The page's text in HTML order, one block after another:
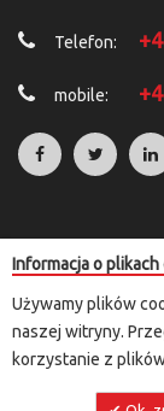
Telefon:
mobile:
Rozliczenia
są za
Informacja o plikach
Używamy plików
naszej witryny.
korzystanie z